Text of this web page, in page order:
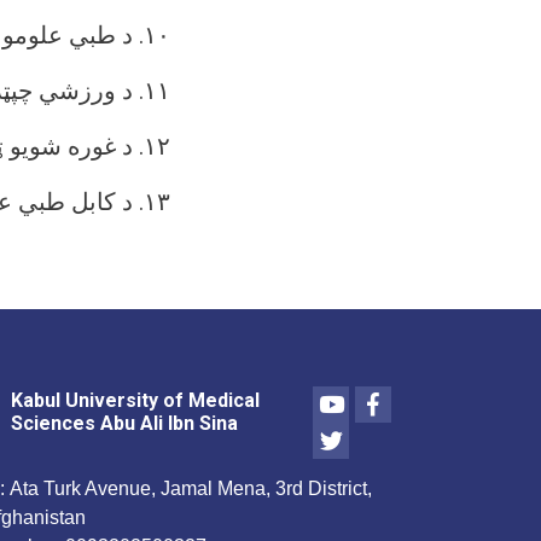
۱۰. د طبي علومو پوهنتون د ورزشي ټیمونو ترمنځ سیالۍ.
۱۱. د ورزشي چپټرونو لیکل او ترتیب.
۱۲. د غوره شویو ټیمونو له لوبو او تمرینونو څخه لیدنه او څارنه.
۱۳. د کابل طبي علومو پوهنتون ټیمونه د نورو پوهنتونو له ټیمونو سره په سیالۍ اچول.
Kabul University of Medical
Sciences Abu Ali Ibn Sina
YoutubeFacebook
Twitter
Ata Turk Avenue, Jamal Mena, 3rd District,